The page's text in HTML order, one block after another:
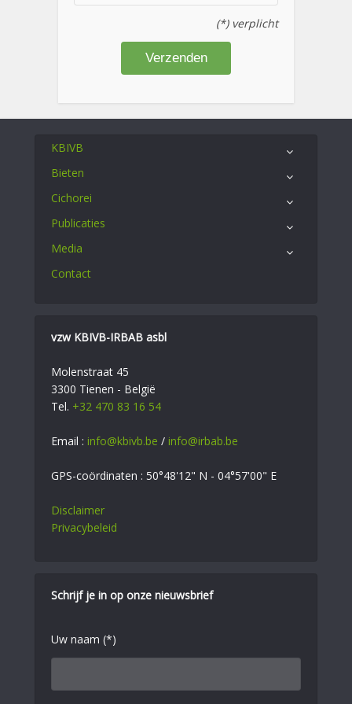
(*) verplicht
KBIVB
Bieten
Cichorei
Publicaties
Media
Contact
vzw KBIVB-IRBAB asbl
Molenstraat 45
3300 Tienen - België
Tel. +32 470 83 16 54
Email : info@kbivb.be / info@irbab.be
GPS-coördinaten : 50°48'12" N - 04°57'00" E
Disclaimer
Privacybeleid
Schrijf je in op onze nieuwsbrief
Uw naam (*)